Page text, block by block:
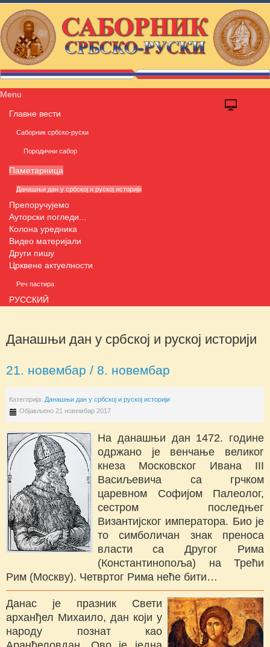
Menu
Главне вести
Саборник србско-руски
Породични сабор
Паметарница
Данашњи дан у србској и руској историји
Препоручујемо
Ауторски погледи...
Колона уредника
Видео материјали
Други пишу
Црквене актуелности
Реч пастира
РУССКИЙ
Данашњи дан у србској и руској историји
21. новембар / 8. новембар
Категорија: Данашњи дан у србској и руској историји
Објављено 21 новембар 2017
На данашњи дан 1472. године
одржано је венчање великог
кнеза Московског Ивана III
Васиљевича са грчком
царевном Софијом Палеолог,
сестром последњег
Византијског императора. Био је
то симболичан знак преноса
власти са Другог Рима
(Константинопоља) на Трећи
Рим (Москву). Четвртог Рима неће бити…
Данас је празник Свети
арханђел Михаило, дан који у
народу познат као